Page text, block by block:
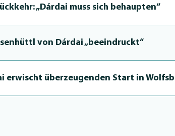
„Dárdai muss sich behaupten“
von Dárdai „beeindruckt“
erwischt über­zeu­gen­den Start in